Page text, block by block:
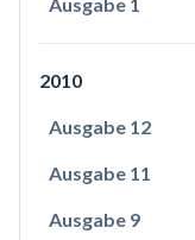
Ausgabe 1
2010
Ausgabe 12
Ausgabe 11
Ausgabe 9